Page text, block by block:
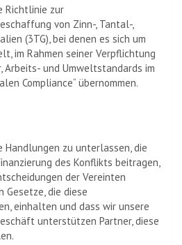
Richtlinie zur
von Zinn-, Tantal-,
(3TG), bei denen es sich um
im Rahmen seiner Verpflichtung
Arbeits- und Umweltstandards im
Compliance“ übernommen.
zu unterlassen, die
des Konflikts beitragen,
der Vereinten
Gesetze, die diese
einhalten und dass wir unsere
unterstützen Partner, diese